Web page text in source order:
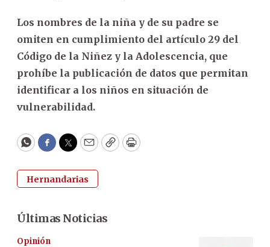
Los nombres de la niña y de su padre se
omiten en cumplimiento del artículo 29 del
Código de la Niñez y la Adolescencia, que
prohíbe la publicación de datos que permitan
identificar a los niños en situación de
vulnerabilidad.
WhatsApp
Facebook
Twitter
EmailCopyPrint
Hernandarias
Últimas Noticias
Opinión